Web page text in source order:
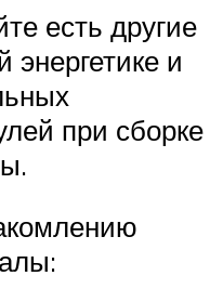
есть другие
энергетике и
при сборке